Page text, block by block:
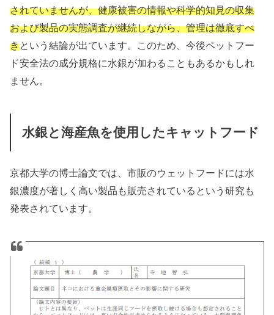
されていませんが、健康被害の情報や科学的知見の収集
および製品の実態調査が継続しながら、管理は徹底すべ
きという結論が出ています。このため、今後ペットフー
ド安全法の成分規格に水銀が加わることもあるかもしれ
ません。
水銀と海産魚を使用したキャットフード
京都大学の博士論文では、市販のウェットフードには水
銀濃度が著しく高い製品も販売されているという研究も
発表されています。